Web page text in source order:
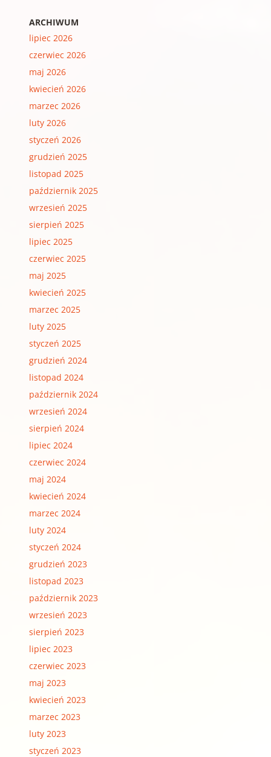
ARCHIWUM
lipiec 2026
czerwiec 2026
maj 2026
kwiecień 2026
marzec 2026
luty 2026
styczeń 2026
grudzień 2025
listopad 2025
październik 2025
wrzesień 2025
sierpień 2025
lipiec 2025
czerwiec 2025
maj 2025
kwiecień 2025
marzec 2025
luty 2025
styczeń 2025
grudzień 2024
listopad 2024
październik 2024
wrzesień 2024
sierpień 2024
lipiec 2024
czerwiec 2024
maj 2024
kwiecień 2024
marzec 2024
luty 2024
styczeń 2024
grudzień 2023
listopad 2023
październik 2023
wrzesień 2023
sierpień 2023
lipiec 2023
czerwiec 2023
maj 2023
kwiecień 2023
marzec 2023
luty 2023
styczeń 2023